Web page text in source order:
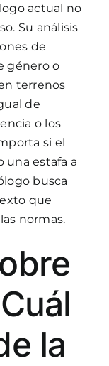
actual no
Su análisis
de
género o
terrenos
de
o los
si el
una estafa a
busca
que
normas.
la